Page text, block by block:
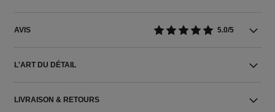
AVIS 5.0/5
L'ART DU DÉTAIL
LIVRAISON & RETOURS